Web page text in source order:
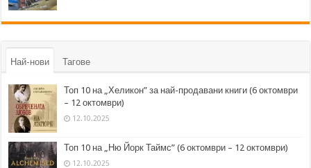
Най-нови Тагове
Топ 10 на „Хеликон” за най-продавани книги (6 октомври
– 12 октомври)
12.10.2025
Топ 10 на „Ню Йорк Таймс” (6 октомври – 12 октомври)
12.10.2025